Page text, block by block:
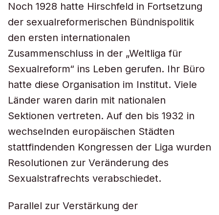
Noch 1928 hatte Hirschfeld in Fortsetzung
der sexualreformerischen Bündnispolitik
den ersten internationalen
Zusammenschluss in der „Weltliga für
Sexualreform“ ins Leben gerufen. Ihr Büro
hatte diese Organisation im Institut. Viele
Länder waren darin mit nationalen
Sektionen vertreten. Auf den bis 1932 in
wechselnden europäischen Städten
stattfindenden Kongressen der Liga wurden
Resolutionen zur Veränderung des
Sexualstrafrechts verabschiedet.
Parallel zur Verstärkung der